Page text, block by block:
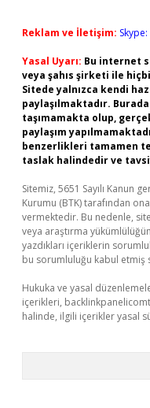
Reklam ve İletişim:
Yasal Uyarı: Bu internet
veya şahıs şirketi ile
Sitede yalnızca kendi
paylaşılmaktadır.
taşımamakta olup,
paylaşım
benzerlikleri tamamen
taslak halindedir ve
Sitemiz, 5651 Sayılı Kanun
Kurumu (BTK) tarafından
vermektedir. Bu nedenle,
veya araştırma
yazdıkları içeriklerin
bu sorumluluğu kabul etmiş
Hukuka ve yasal
içerikleri,
halinde, ilgili içerikler yasal